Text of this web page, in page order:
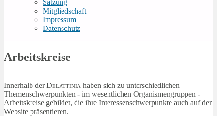
Satzung
Mitgliedschaft
Impressum
Datenschutz
Arbeitskreise
Innerhalb derDelattinia haben sich zu unterschiedlichen
Themenschwerpunkten - im wesentlichen Organismengruppen -
Arbeitskreise gebildet, die ihre Interessenschwerpunkte auch auf der
Website präsentieren.